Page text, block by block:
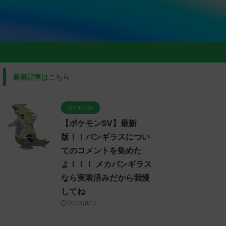
新着記事はこちら
ポケモンSV
【ポケモンSV】最新
版！！バンギラスについ
てのコメントを集めた
よ！！！ メカバンギラス
なら実装済みだから我慢
してね
2023/9/12